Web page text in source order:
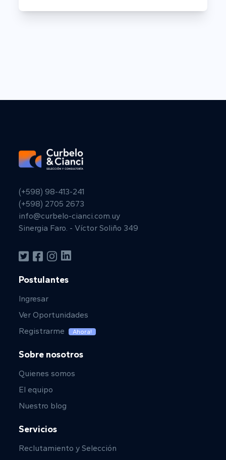
(+598) 98-413-241
(+598) 2705 2673
info@curbelo-cianci.com.uy
Sinergia Faro. - Víctor Soliño 349
Postulantes
Ingresar
Ver Oportunidades
Registrarme
Ahora!
Sobre nosotros
Quienes somos
El equipo
Nuestro blog
Servicios
Reclutamiento y Selección